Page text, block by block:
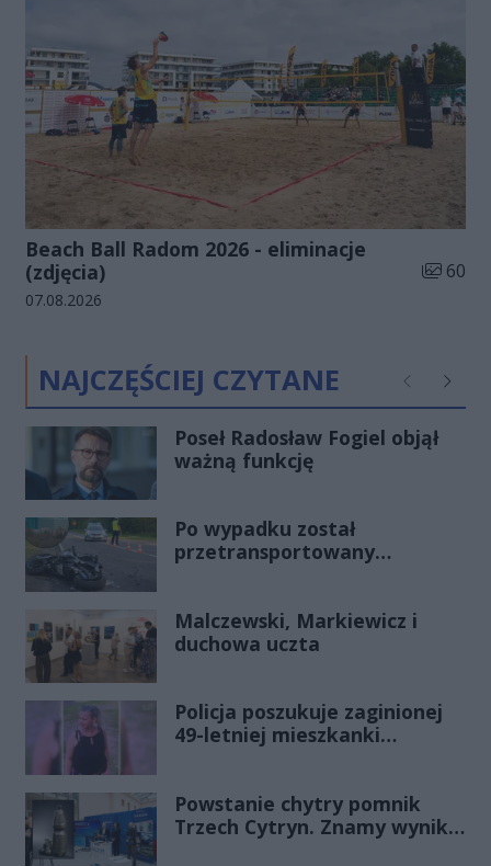
Beach Ball Radom 2026 - eliminacje
(zdjęcia)
Liczba
60
Data dodania galerii:
07.08.2026
NAJCZĘŚCIEJ CZYTANE Poprzednie
Poseł Radosław Fogiel objął
ważną funkcję
Po wypadku został
przetransportowany
Malczewski, Markiewicz i
duchowa uczta
Policja poszukuje zaginionej
49-letniej mieszkanki
Powstanie chytry pomnik
Trzech Cytryn. Znamy wyniki